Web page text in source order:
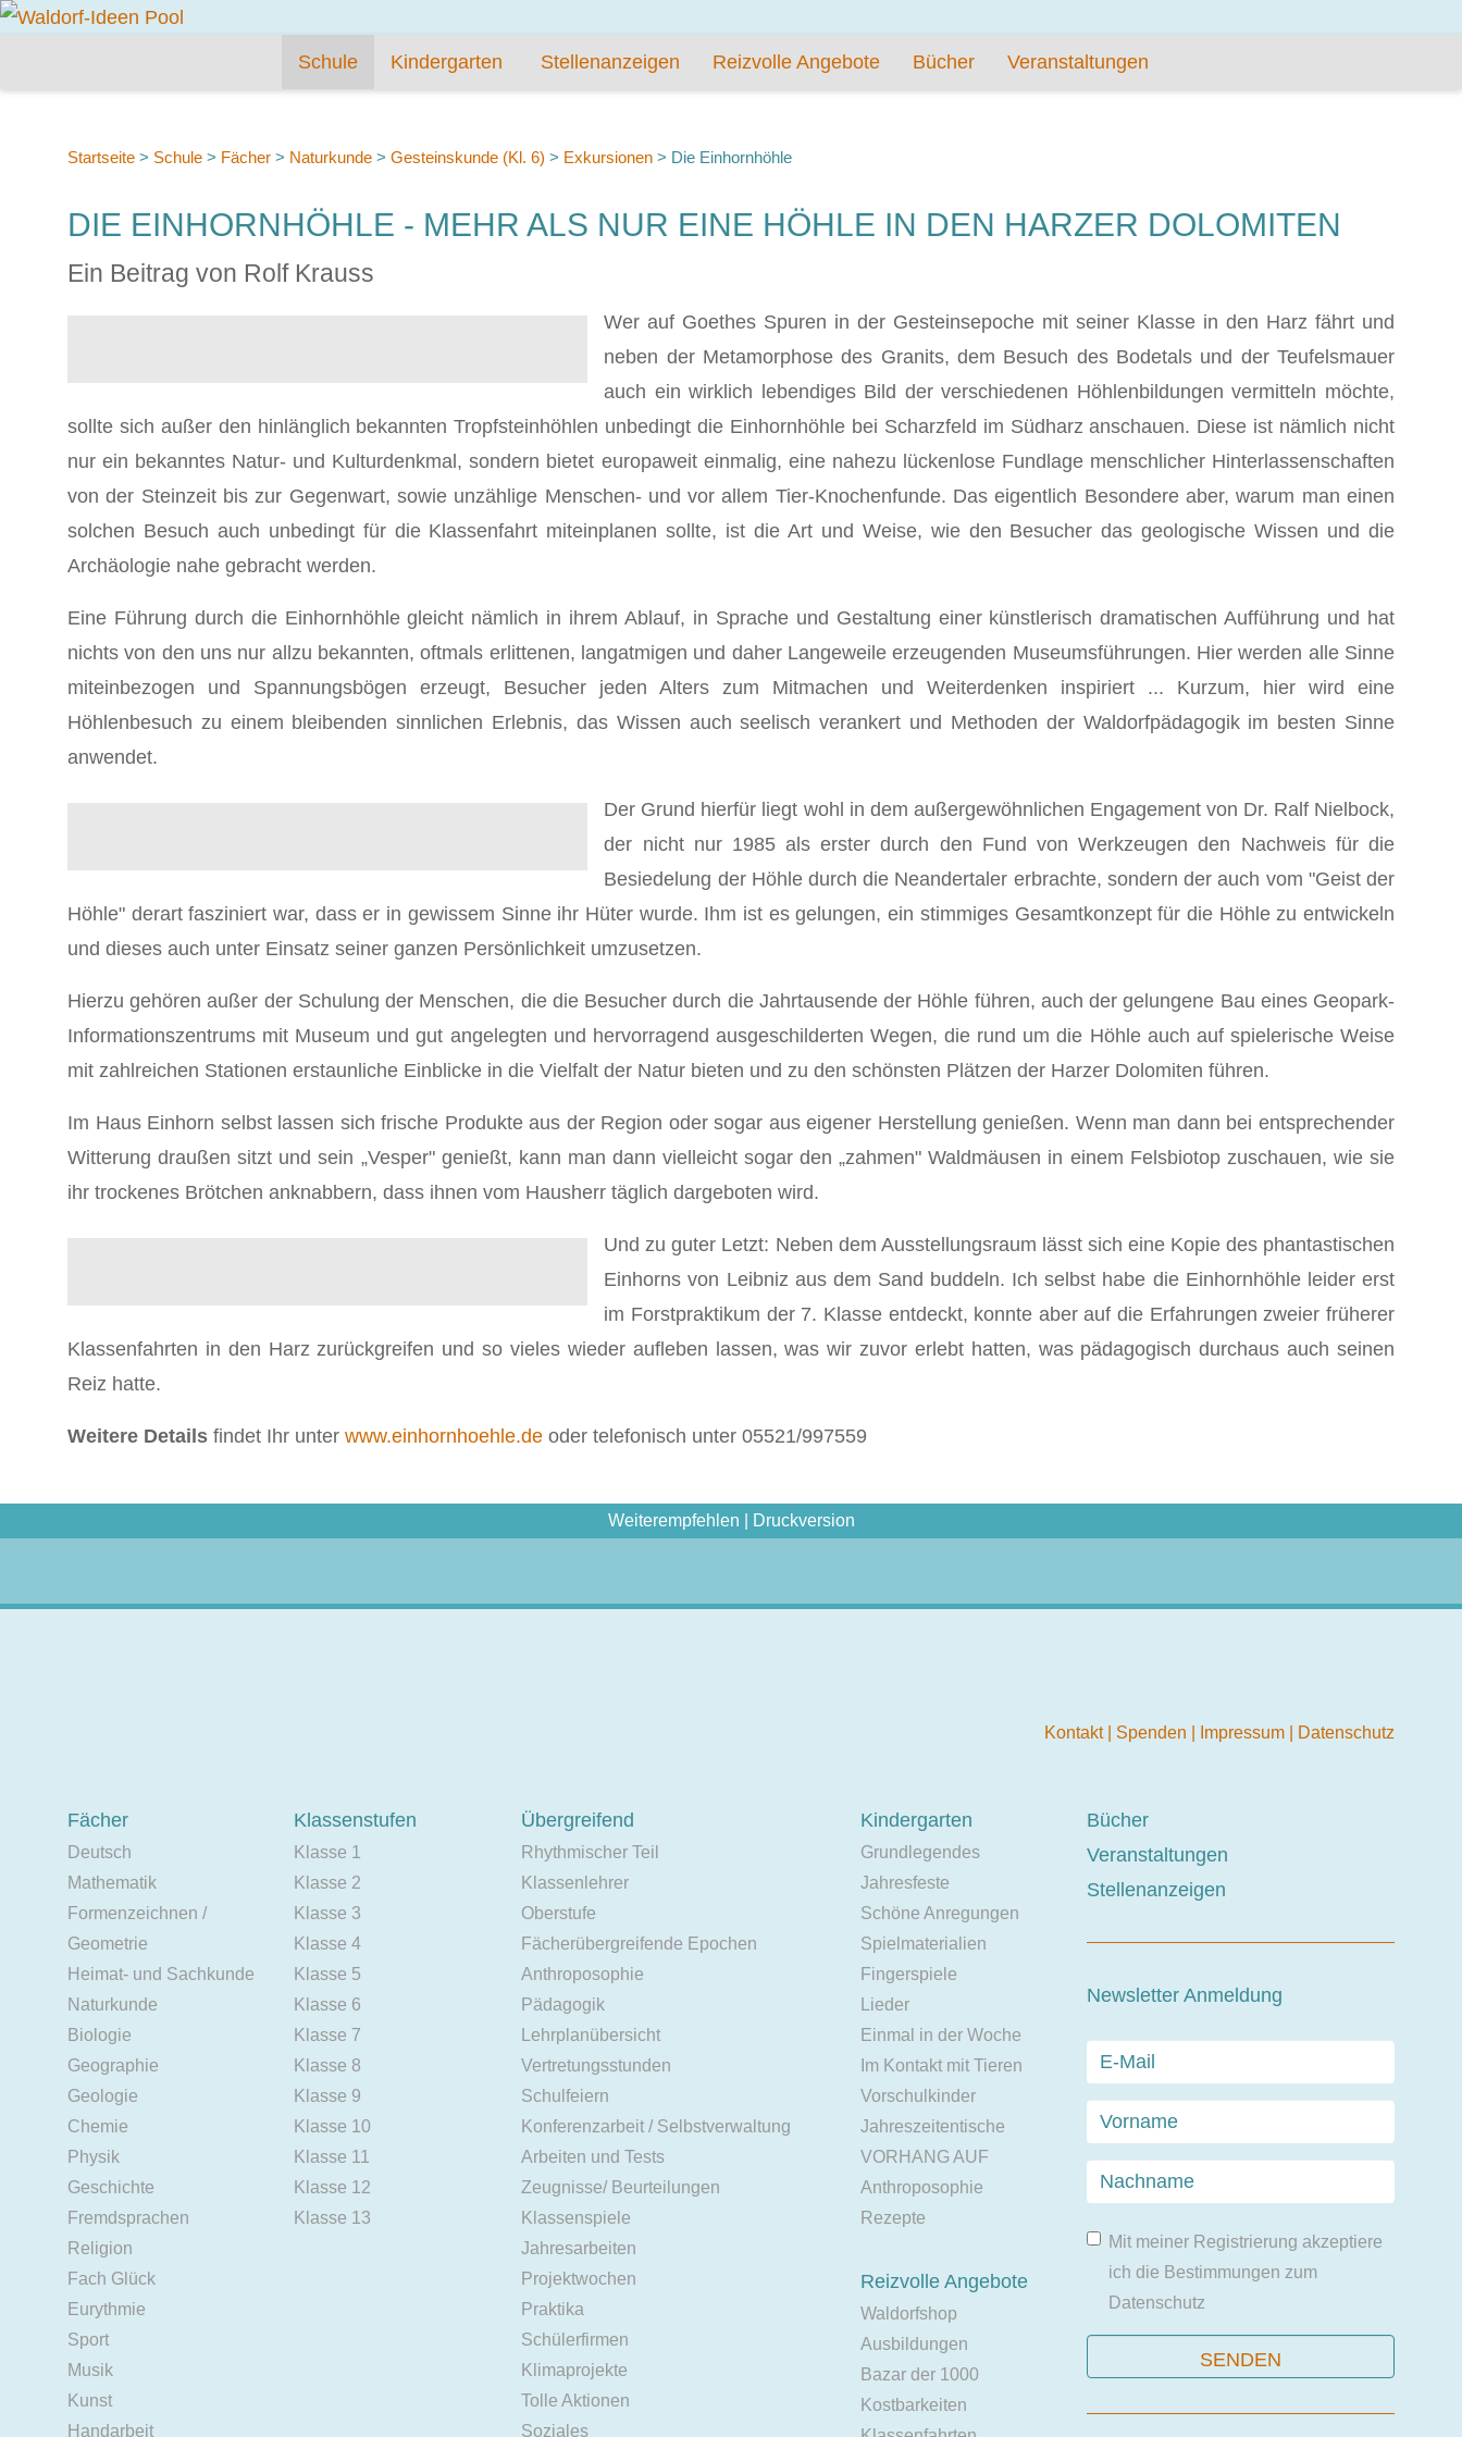
Schule Kindergarten Stellenanzeigen Reizvolle Angebote Bücher Veranstaltungen
Startseite > Schule > Fächer > Naturkunde > Gesteinskunde (Kl. 6) > Exkursionen > Die Einhornhöhle
DIE EINHORNHÖHLE - MEHR ALS NUR EINE HÖHLE IN DEN HARZER DOLOMITEN
Ein Beitrag von Rolf Krauss
Wer auf Goethes Spuren in der Gesteinsepoche mit seiner Klasse in den Harz fährt und
neben der Metamorphose des Granits, dem Besuch des Bodetals und der Teufelsmauer
auch ein wirklich lebendiges Bild der verschiedenen Höhlenbildungen vermitteln möchte,
sollte sich außer den hinlänglich bekannten Tropfsteinhöhlen unbedingt die Einhornhöhle bei Scharzfeld im Südharz anschauen. Diese ist nämlich nicht
nur ein bekanntes Natur- und Kulturdenkmal, sondern bietet europaweit einmalig, eine nahezu lückenlose Fundlage menschlicher Hinterlassenschaften
von der Steinzeit bis zur Gegenwart, sowie unzählige Menschen- und vor allem Tier-Knochenfunde. Das eigentlich Besondere aber, warum man einen
solchen Besuch auch unbedingt für die Klassenfahrt miteinplanen sollte, ist die Art und Weise, wie den Besucher das geologische Wissen und die
Archäologie nahe gebracht werden.
Eine Führung durch die Einhornhöhle gleicht nämlich in ihrem Ablauf, in Sprache und Gestaltung einer künstlerisch dramatischen Aufführung und hat
nichts von den uns nur allzu bekannten, oftmals erlittenen, langatmigen und daher Langeweile erzeugenden Museumsführungen. Hier werden alle Sinne
miteinbezogen und Spannungsbögen erzeugt, Besucher jeden Alters zum Mitmachen und Weiterdenken inspiriert ... Kurzum, hier wird eine
Höhlenbesuch zu einem bleibenden sinnlichen Erlebnis, das Wissen auch seelisch verankert und Methoden der Waldorfpädagogik im besten Sinne
anwendet.
Der Grund hierfür liegt wohl in dem außergewöhnlichen Engagement von Dr. Ralf Nielbock,
der nicht nur 1985 als erster durch den Fund von Werkzeugen den Nachweis für die
Besiedelung der Höhle durch die Neandertaler erbrachte, sondern der auch vom "Geist der
Höhle" derart fasziniert war, dass er in gewissem Sinne ihr Hüter wurde. Ihm ist es gelungen, ein stimmiges Gesamtkonzept für die Höhle zu entwickeln
und dieses auch unter Einsatz seiner ganzen Persönlichkeit umzusetzen.
Hierzu gehören außer der Schulung der Menschen, die die Besucher durch die Jahrtausende der Höhle führen, auch der gelungene Bau eines Geopark-
Informationszentrums mit Museum und gut angelegten und hervorragend ausgeschilderten Wegen, die rund um die Höhle auch auf spielerische Weise
mit zahlreichen Stationen erstaunliche Einblicke in die Vielfalt der Natur bieten und zu den schönsten Plätzen der Harzer Dolomiten führen.
Im Haus Einhorn selbst lassen sich frische Produkte aus der Region oder sogar aus eigener Herstellung genießen. Wenn man dann bei entsprechender
Witterung draußen sitzt und sein „Vesper" genießt, kann man dann vielleicht sogar den „zahmen" Waldmäusen in einem Felsbiotop zuschauen, wie sie
ihr trockenes Brötchen anknabbern, dass ihnen vom Hausherr täglich dargeboten wird.
Und zu guter Letzt: Neben dem Ausstellungsraum lässt sich eine Kopie des phantastischen
Einhorns von Leibniz aus dem Sand buddeln. Ich selbst habe die Einhornhöhle leider erst
im Forstpraktikum der 7. Klasse entdeckt, konnte aber auf die Erfahrungen zweier früherer
Klassenfahrten in den Harz zurückgreifen und so vieles wieder aufleben lassen, was wir zuvor erlebt hatten, was pädagogisch durchaus auch seinen
Reiz hatte.
Weitere Details findet Ihr unter www.einhornhoehle.de oder telefonisch unter 05521/997559
Weiterempfehlen Druckversion
Kontakt Spenden Impressum Datenschutz
Fächer
Deutsch
Mathematik
Formenzeichnen /
Geometrie
Heimat- und Sachkunde
Naturkunde
Biologie
Geographie
Geologie
Chemie
Physik
Geschichte
Fremdsprachen
Religion
Fach Glück
Eurythmie
Sport
Musik
Kunst
Handarbeit
Klassenstufen
Klasse 1
Klasse 2
Klasse 3
Klasse 4
Klasse 5
Klasse 6
Klasse 7
Klasse 8
Klasse 9
Klasse 10
Klasse 11
Klasse 12
Klasse 13
Übergreifend
Rhythmischer Teil
Klassenlehrer
Oberstufe
Fächerübergreifende Epochen
Anthroposophie
Pädagogik
Lehrplanübersicht
Vertretungsstunden
Schulfeiern
Konferenzarbeit / Selbstverwaltung
Arbeiten und Tests
Zeugnisse/ Beurteilungen
Klassenspiele
Jahresarbeiten
Projektwochen
Praktika
Schülerfirmen
Klimaprojekte
Tolle Aktionen
Soziales
Kindergarten
Grundlegendes
Jahresfeste
Schöne Anregungen
Spielmaterialien
Fingerspiele
Lieder
Einmal in der Woche
Im Kontakt mit Tieren
Vorschulkinder
Jahreszeitentische
VORHANG AUF
Anthroposophie
Rezepte
Reizvolle Angebote
Waldorfshop
Ausbildungen
Bazar der 1000
Kostbarkeiten
Bücher
Veranstaltungen
Stellenanzeigen
Newsletter Anmeldung
Mit meiner Registrierung akzeptiere
ich die Bestimmungen zum
Datenschutz